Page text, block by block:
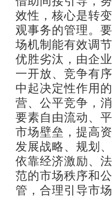
效性，核心是转
观事务的管理。
场机制能有效调
优胜劣汰，由企
一开放、竞争有
中起决定性作用
营、公平竞争，
要素自由流动、
市场壁垒，提高
发展战略、规划
依靠经济激励、
范的市场秩序和
管，合理引导市